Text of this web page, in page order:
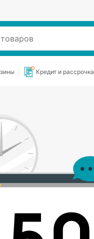
Кредит и рассрочка